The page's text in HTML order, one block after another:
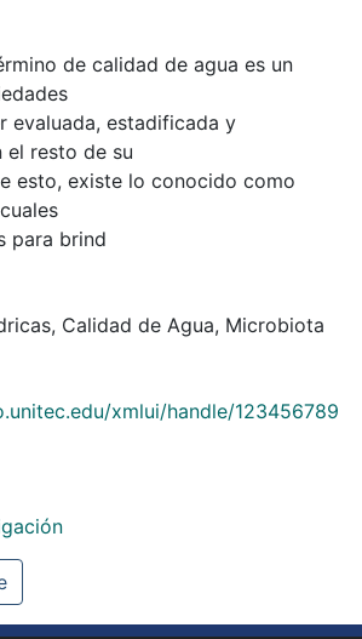
de calidad de agua es un
evaluada, estadificada y
el resto de su
esto, existe lo conocido como
para brind
, Calidad de Agua, Microbiota
xmlui/handle/123456789